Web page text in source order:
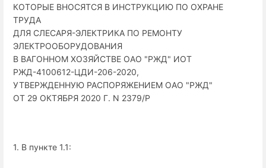
КОТОРЫЕ ВНОСЯТСЯ В ИНСТРУКЦИЮ ПО ОХРАНЕ
ТРУДА
ДЛЯ СЛЕСАРЯ-ЭЛЕКТРИКА ПО РЕМОНТУ
ЭЛЕКТРООБОРУДОВАНИЯ
В ВАГОННОМ ХОЗЯЙСТВЕ ОАО "РЖД" ИОТ
РЖД-4100612-ЦДИ-206-2020,
УТВЕРЖДЕННУЮ РАСПОРЯЖЕНИЕМ ОАО "РЖД"
ОТ 29 ОКТЯБРЯ 2020 Г. N 2379/Р
1. В пункте 1.1: